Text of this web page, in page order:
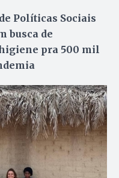
Políticas Sociais
busca de
pra 500 mil